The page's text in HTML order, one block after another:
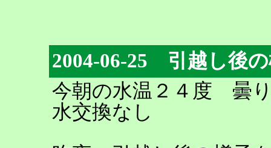
2004-06-25 引越し後
今朝の水温２４度 曇
水交換なし